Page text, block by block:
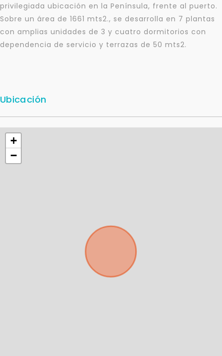
privilegiada ubicación en la Península, frente al puerto.
Sobre un área de 1661 mts2., se desarrolla en 7 plantas
con amplias unidades de 3 y cuatro dormitorios con
dependencia de servicio y terrazas de 50 mts2.
Ubicación
+
−
Para responderte
mejor y más rápido
Déjanos tus datos para identificar tu consulta en el
sistema de gestión de clientes.